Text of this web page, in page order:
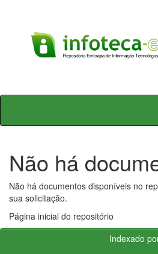
Skip
Não há
Não há documentos disponíveis no
sua solicitação.
Página inicial do repositório
Indexado